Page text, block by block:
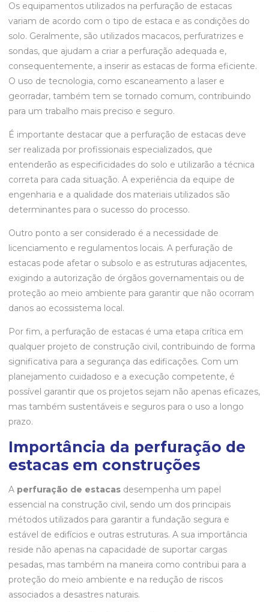
Os equipamentos utilizados na perfuração de estacas
variam de acordo com o tipo de estaca e as condições do
solo. Geralmente, são utilizados macacos, perfuratrizes e
sondas, que ajudam a criar a perfuração adequada e,
consequentemente, a inserir as estacas de forma eficiente.
O uso de tecnologia, como escaneamento a laser e
georradar, também tem se tornado comum, contribuindo
para um trabalho mais preciso e seguro.
É importante destacar que a perfuração de estacas deve
ser realizada por profissionais especializados, que
entenderão as especificidades do solo e utilizarão a técnica
correta para cada situação. A experiência da equipe de
engenharia e a qualidade dos materiais utilizados são
determinantes para o sucesso do processo.
Outro ponto a ser considerado é a necessidade de
licenciamento e regulamentos locais. A perfuração de
estacas pode afetar o subsolo e as estruturas adjacentes,
exigindo a autorização de órgãos governamentais ou de
proteção ao meio ambiente para garantir que não ocorram
danos ao ecossistema local.
Por fim, a perfuração de estacas é uma etapa crítica em
qualquer projeto de construção civil, contribuindo de forma
significativa para a segurança das edificações. Com um
planejamento cuidadoso e a execução competente, é
possível garantir que os projetos sejam não apenas eficazes,
mas também sustentáveis e seguros para o uso a longo
prazo.
Importância da perfuração de
estacas em construções
A perfuração de estacas desempenha um papel
essencial na construção civil, sendo um dos principais
métodos utilizados para garantir a fundação segura e
estável de edifícios e outras estruturas. A sua importância
reside não apenas na capacidade de suportar cargas
pesadas, mas também na maneira como contribui para a
proteção do meio ambiente e na redução de riscos
associados a desastres naturais.